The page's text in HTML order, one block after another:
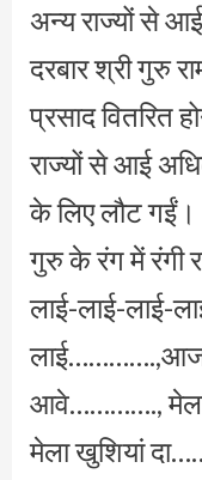
अन्य राज्यों से
दरबार श्री गुरु
प्रसाद वितरित
राज्यों से आई
के लिए लौट गईं।
गुरु के रंग में रंगी
लाई-लाई-लाई-
लाई………….,आज
आवे…………., मेला
मेला खुशियां